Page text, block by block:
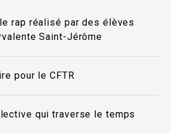
rap réalisé par des élèves
Saint-Jérôme
pour le CFTR
qui traverse le temps